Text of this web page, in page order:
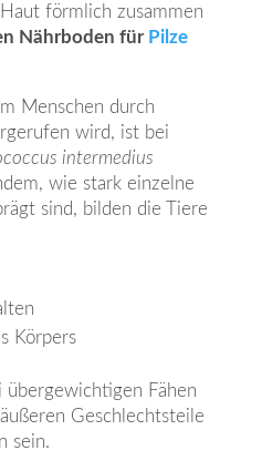
förmlich zusammen
Nährboden für Pilze
Menschen durch
wird, ist bei
intermedius
wie stark einzelne
sind, bilden die Tiere
Körpers
übergewichtigen Fähen
Geschlechtsteile
sein.